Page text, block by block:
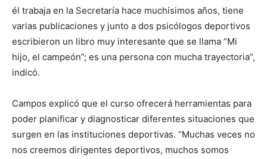
él trabaja en la Secretaría hace muchísimos años, tiene
varias publicaciones y junto a dos psicólogos deportivos
escribieron un libro muy interesante que se llama “Mi
hijo, el campeón”; es una persona con mucha trayectoria”,
indicó.
Campos explicó que el curso ofrecerá herramientas para
poder planificar y diagnosticar diferentes situaciones que
surgen en las instituciones deportivas. “Muchas veces no
nos creemos dirigentes deportivos, muchos somos